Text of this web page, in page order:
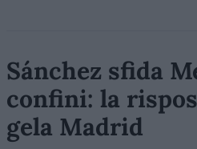
Sánchez sfida
confini: la
gela Madrid